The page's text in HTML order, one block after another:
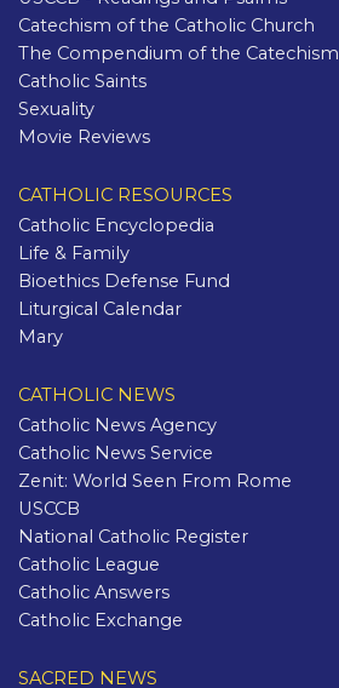
Catechism of the Catholic Church
The Compendium of the Catechism
Catholic Saints
Sexuality
Movie Reviews
CATHOLIC RESOURCES
Catholic Encyclopedia
Life & Family
Bioethics Defense Fund
Liturgical Calendar
Mary
CATHOLIC NEWS
Catholic News Agency
Catholic News Service
Zenit: World Seen From Rome
USCCB
National Catholic Register
Catholic League
Catholic Answers
Catholic Exchange
SACRED NEWS